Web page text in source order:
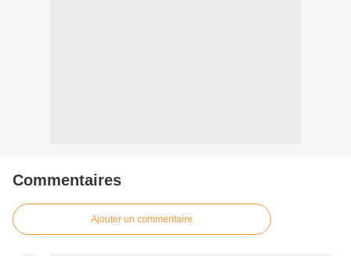
Commentaires
Ajouter un commentaire